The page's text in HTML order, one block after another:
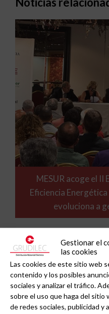
Gestionar el
las cookies
Las cookies de este sitio web
contenido y los posibles
sociales y analizar el tráfico.
sobre el uso que haga del
de redes sociales, publicidad y
MESUR acoge el II
Eficiencia
evoluciona a